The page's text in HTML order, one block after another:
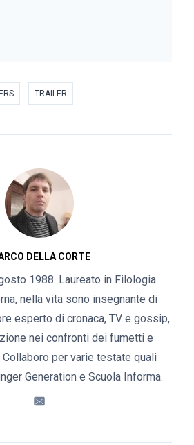
TRAILER
DELLA CORTE
1988. Laureato in Filologia
nella vita sono insegnante di
esperto di cronaca, TV e gossip,
nei confronti dei fumetti e
per varie testate quali
Generation e Scuola Informa.